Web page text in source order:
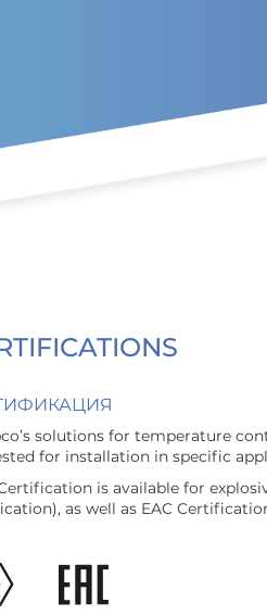
solutions for temperature
for installation in specific
is available for
as well as EAC